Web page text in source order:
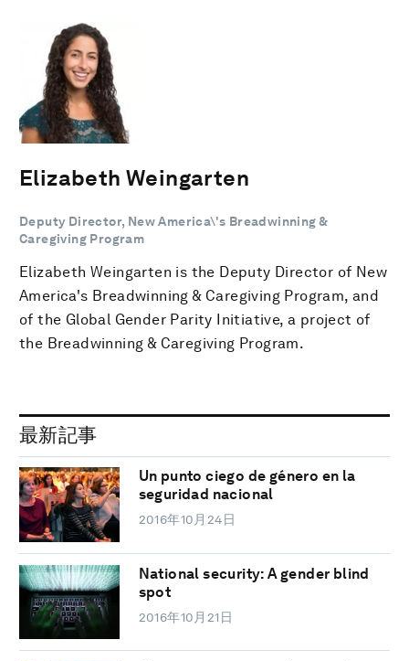
Elizabeth Weingarten
Deputy Director, New America\'s Breadwinning &
Caregiving Program
Elizabeth Weingarten is the Deputy Director of New
America's Breadwinning & Caregiving Program, and
of the Global Gender Parity Initiative, a project of
the Breadwinning & Caregiving Program.
最新記事
Un punto ciego de género en la
seguridad nacional
2016年10月24日
National security: A gender blind
spot
2016年10月21日